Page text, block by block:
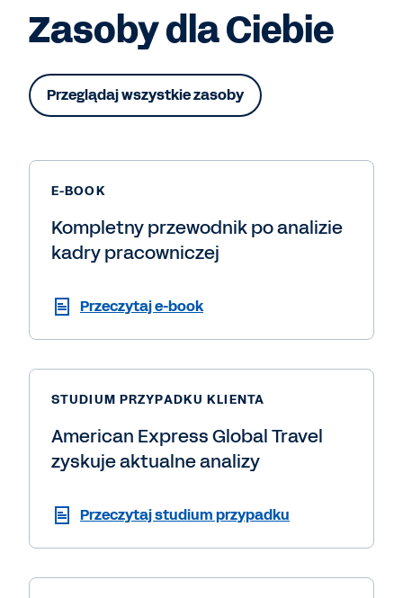
Zasoby dla Ciebie
Przeglądaj wszystkie zasoby
E-BOOK
Kompletny przewodnik po analizie
kadry pracowniczej
Przeczytaj e-book
STUDIUM PRZYPADKU KLIENTA
American Express Global Travel
zyskuje aktualne analizy
Przeczytaj studium przypadku